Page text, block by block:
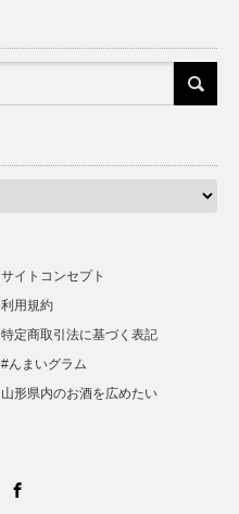
サイトコンセプト
利用規約
特定商取引法に基づく表記
#んまいグラム
山形県内のお酒を広めたい